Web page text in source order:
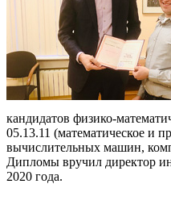
кандидатов физико-
05.13.11 (математическое и
вычислительных машин,
Дипломы вручил директор
2020 года.